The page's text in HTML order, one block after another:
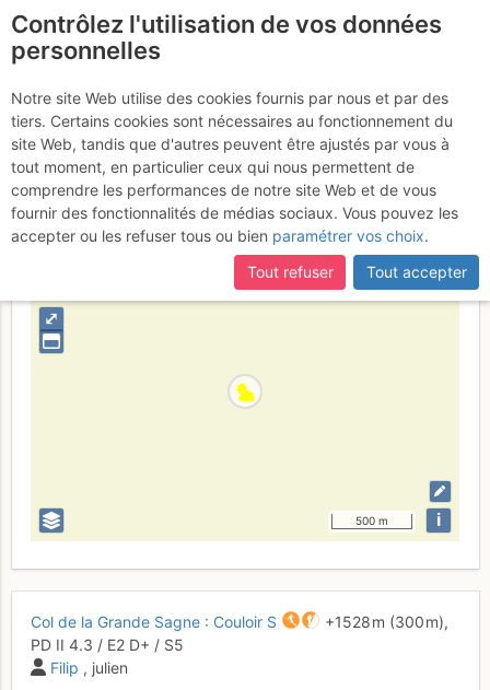
Col de la Grande Sagne
: Couloir S
Mardi 9 mai 2017
France Hautes-Alpes Écrins
⤢
500 m i
Col de la Grande Sagne : Couloir S +1528 m (300 m),
PD II 4.3 / E2 D+ / S5
Filip , julien
Contrôlez l'utilisation de vos données
personnelles
Notre site Web utilise des cookies fournis par nous et par des
tiers. Certains cookies sont nécessaires au fonctionnement du
site Web, tandis que d'autres peuvent être ajustés par vous à
tout moment, en particulier ceux qui nous permettent de
comprendre les performances de notre site Web et de vous
fournir des fonctionnalités de médias sociaux. Vous pouvez les
accepter ou les refuser tous ou bien paramétrer vos choix.
Tout refuser
Tout accepter